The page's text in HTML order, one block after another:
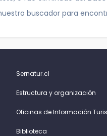
buscador para
Sernatur.cl
Estructura y organización
Oficinas de Información
Biblioteca